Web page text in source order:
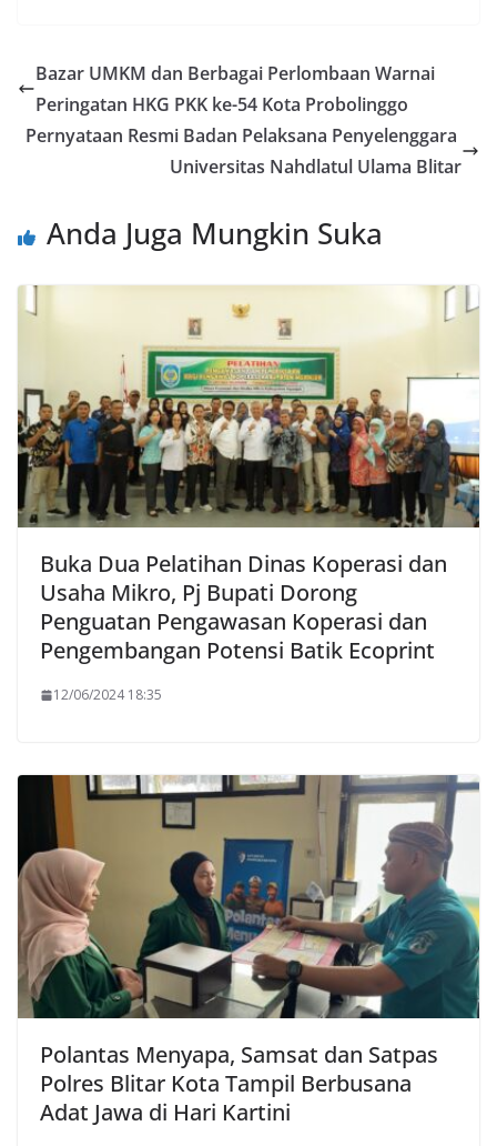
Bazar UMKM dan Berbagai Perlombaan Warnai
Peringatan HKG PKK ke-54 Kota Probolinggo
Pernyataan Resmi Badan Pelaksana Penyelenggara
Universitas Nahdlatul Ulama Blitar
Anda Juga Mungkin Suka
Buka Dua Pelatihan Dinas Koperasi dan
Usaha Mikro, Pj Bupati Dorong
Penguatan Pengawasan Koperasi dan
Pengembangan Potensi Batik Ecoprint
12/06/2024 18:35
Polantas Menyapa, Samsat dan Satpas
Polres Blitar Kota Tampil Berbusana
Adat Jawa di Hari Kartini